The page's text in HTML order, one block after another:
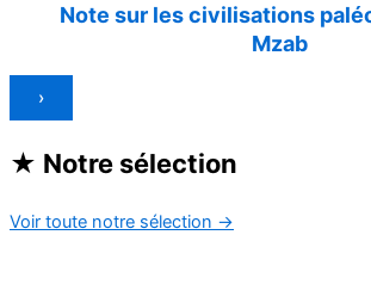
Note sur les civilisations
Mzab
›
★ Notre sélection
Voir toute notre sélection →